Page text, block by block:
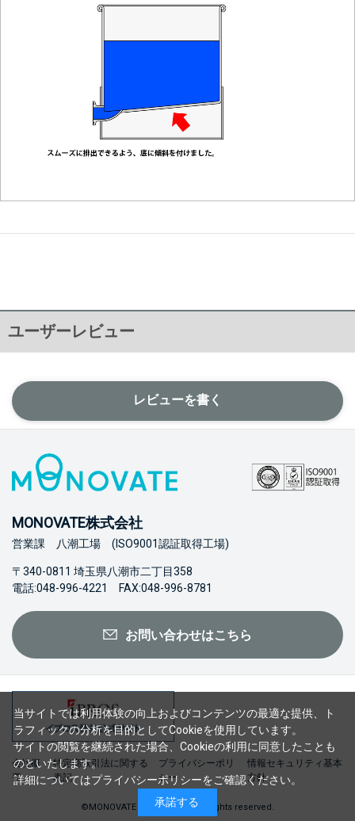
ユーザーレビュー
レビューを書く
MONOVATE株式会社
営業課 八潮工場 (ISO9001認証取得工場)
〒340-0811 埼玉県八潮市二丁目358
電話:048-996-4221 FAX:048-996-8781
お問い合わせはこちら
会社概
要
特定商取引法に関する
表記
プライバシーポリ
シー
情報セキュリティ基本
方針
©MONOVATE Co., Ltd. 2023 All rights reserved.
当サイトでは利用体験の向上およびコンテンツの最適な提供、ト
ラフィックの分析を目的としてCookieを使用しています。
サイトの閲覧を継続された場合、Cookieの利用に同意したことも
のといたします。
詳細についてはプライバシーポリシーをご確認ください。
承諾する